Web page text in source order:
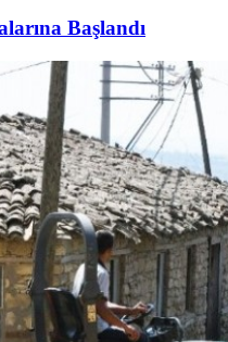
Başlandı